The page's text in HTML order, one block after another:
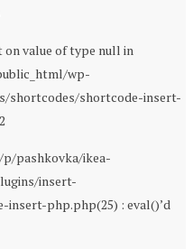
value of type null in
wp-
shortcodes/shortcode-insert-
p/pashkovka/ikea-
insert-
php.php(25) : eval()’d